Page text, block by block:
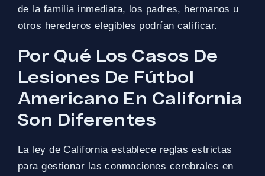
de la familia inmediata, los padres, hermanos u
otros herederos elegibles podrían calificar.
Por Qué Los Casos De
Lesiones De Fútbol
Americano En California
Son Diferentes
La ley de California establece reglas estrictas
para gestionar las conmociones cerebrales en